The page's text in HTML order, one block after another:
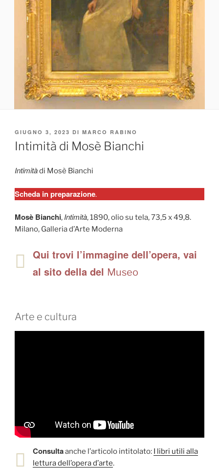
PUBBLICATO
IL
GIUGNO 3, 2023 DI MARCO RABINO
Intimità di Mosè Bianchi
Intimitàdi Mosè Bianchi
Scheda in preparazione.
Mosè Bianchi,Intimità, 1890, olio su tela, 73,5 x 49,8.
Milano, Galleria d’Arte Moderna
Qui trovi l’immagine dell’opera, vai
al sito della del Museo
Arte e cultura
Consultaanche l’articolo intitolato: I libri utili alla
lettura dell’opera d’arte.